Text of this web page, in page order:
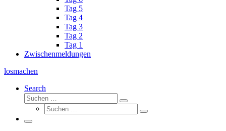
Tag 5
Tag 4
Tag 3
Tag 2
Tag 1
Zwischenmeldungen
losmachen
Search
Suche
Suchen
Suche
Suchen
Menü